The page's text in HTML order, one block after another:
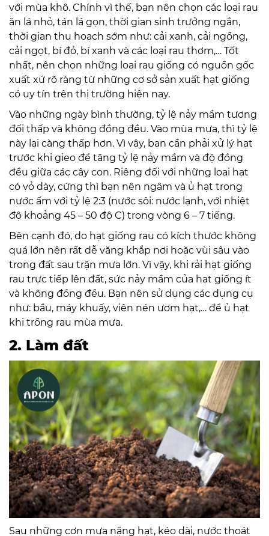
với mùa khô. Chính vì thế, bạn nên chọn các loại rau
ăn lá nhỏ, tán lá gọn, thời gian sinh trưởng ngắn,
thời gian thu hoạch sớm như: cải xanh, cải ngồng,
cải ngọt, bí đỏ, bí xanh và các loại rau thơm,… Tốt
nhất, nên chọn những loại rau giống có nguồn gốc
xuất xứ rõ ràng từ những cơ sở sản xuất hạt giống
có uy tín trên thị trường hiện nay.
Vào những ngày bình thường, tỷ lệ nảy mầm tương
đối thấp và không đồng đều. Vào mùa mưa, thì tỷ lệ
này lại càng thấp hơn. Vì vậy, bạn cần phải xử lý hạt
trước khi gieo để tăng tỷ lệ nảy mầm và độ đồng
đều giữa các cây con. Riêng đối với những loại hạt
có vỏ dày, cứng thì bạn nên ngâm và ủ hạt trong
nước ấm với tỷ lệ 2:3 (nước sôi: nước lạnh, với nhiệt
độ khoảng 45 – 50 độ C) trong vòng 6 – 7 tiếng.
Bên cạnh đó, do hạt giống rau có kích thước không
quá lớn nên rất dễ văng khắp nơi hoặc vùi sâu vào
trong đất sau trận mưa lớn. Vì vậy, khi rải hạt giống
rau trực tiếp lên đất, sức nảy mầm của hạt giống ít
và không đồng đều. Bạn nên sử dụng các dụng cụ
như: bầu, máy khuấy, viên nén ươm hạt,… để ủ hạt
khi trồng rau mùa mưa.
2. Làm đất
Sau những cơn mưa nặng hạt, kéo dài, nước thoát